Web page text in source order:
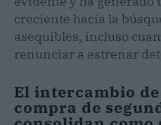
creciente hacia la
asequibles, incluso
renunciar a estrenar
El intercambio
compra de